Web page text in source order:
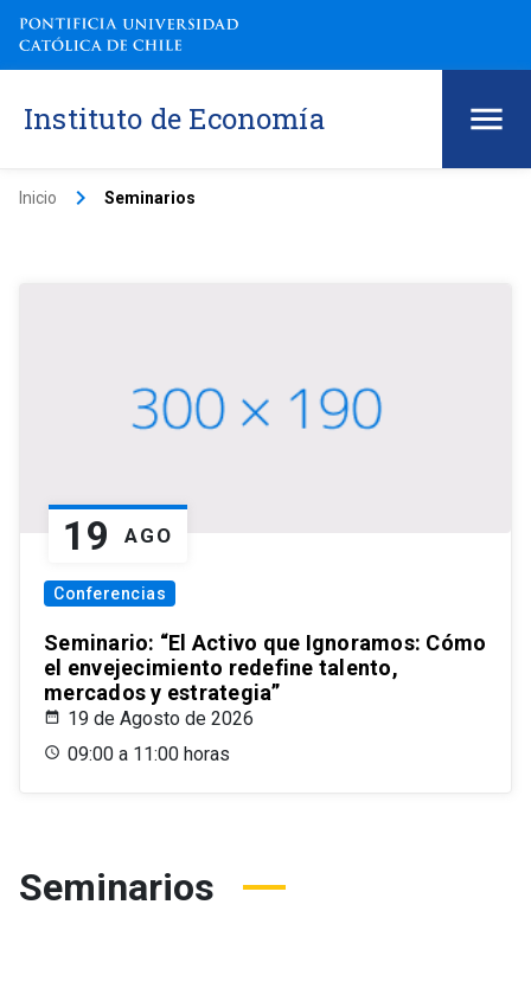
Instituto de Economía
Inicio keyboard_arrow_right Seminarios
19 AGO
Conferencias
Seminario: “El Activo que Ignoramos: Cómo
el envejecimiento redefine talento,
mercados y estrategia”
19 de Agosto de 2026
09:00 a 11:00 horas
Seminarios